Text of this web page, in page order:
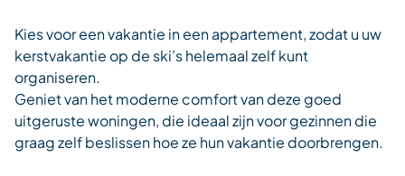
Kies voor een vakantie in een appartement, zodat u uw
kerstvakantie op de ski’s helemaal zelf kunt
organiseren.
Geniet van het moderne comfort van deze goed
uitgeruste woningen, die ideaal zijn voor gezinnen die
graag zelf beslissen hoe ze hun vakantie doorbrengen.